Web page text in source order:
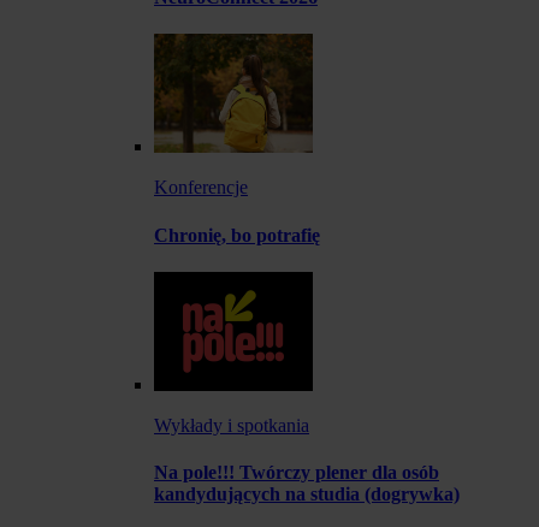
Konferencje
Chronię, bo potrafię
Wykłady i spotkania
Na pole!!! Twórczy plener dla osób
kandydujących na studia (dogrywka)